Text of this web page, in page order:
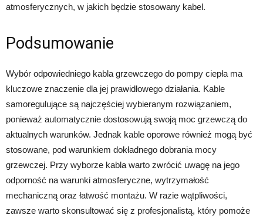
atmosferycznych, w jakich będzie stosowany kabel.
Podsumowanie
Wybór odpowiedniego kabla grzewczego do pompy ciepła ma
kluczowe znaczenie dla jej prawidłowego działania. Kable
samoregulujące są najczęściej wybieranym rozwiązaniem,
ponieważ automatycznie dostosowują swoją moc grzewczą do
aktualnych warunków. Jednak kable oporowe również mogą być
stosowane, pod warunkiem dokładnego dobrania mocy
grzewczej. Przy wyborze kabla warto zwrócić uwagę na jego
odporność na warunki atmosferyczne, wytrzymałość
mechaniczną oraz łatwość montażu. W razie wątpliwości,
zawsze warto skonsultować się z profesjonalistą, który pomoże